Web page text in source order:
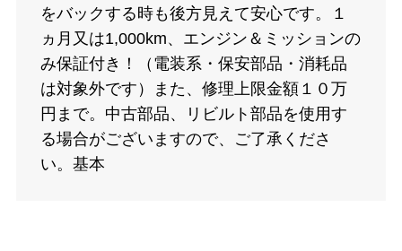
をバックする時も後方見えて安心です。１
ヵ月又は1,000km、エンジン＆ミッションの
み保証付き！（電装系・保安部品・消耗品
は対象外です）また、修理上限金額１０万
円まで。中古部品、リビルト部品を使用す
る場合がございますので、ご了承くださ
い。基本